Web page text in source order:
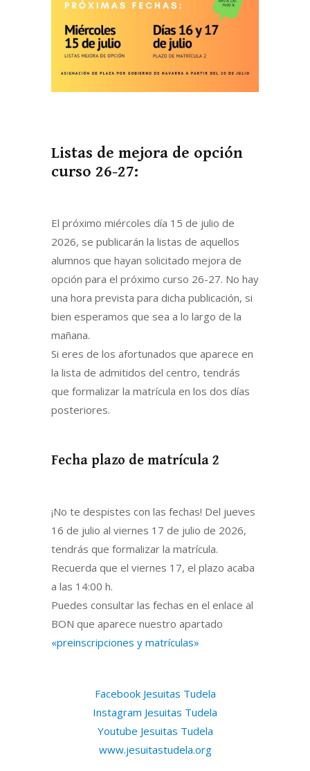
Listas de mejora de opción
curso 26-27:
El próximo miércoles día 15 de julio de
2026, se publicarán la listas de aquellos
alumnos que hayan solicitado mejora de
opción para el próximo curso 26-27. No hay
una hora prevista para dicha publicación, si
bien esperamos que sea a lo largo de la
mañana.
Si eres de los afortunados que aparece en
la lista de admitidos del centro, tendrás
que formalizar la matrícula en los dos días
posteriores.
Fecha plazo de matrícula 2
¡No te despistes con las fechas! Del jueves
16 de julio al viernes 17 de julio de 2026,
tendrás que formalizar la matrícula.
Recuerda que el viernes 17, el plazo acaba
a las 14:00 h.
Puedes consultar las fechas en el enlace al
BON que aparece nuestro apartado
«preinscripciones y matrículas»
Facebook Jesuitas Tudela
Instagram Jesuitas Tudela
Youtube Jesuitas Tudela
www.jesuitastudela.org